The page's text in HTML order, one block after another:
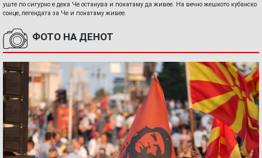
уште по сигурно е дека Че останува и понатаму да живее. На вечно жешкото кубанско
сонце, легендата за Че и понатаму живее.
ФОТО НА ДЕНОТ